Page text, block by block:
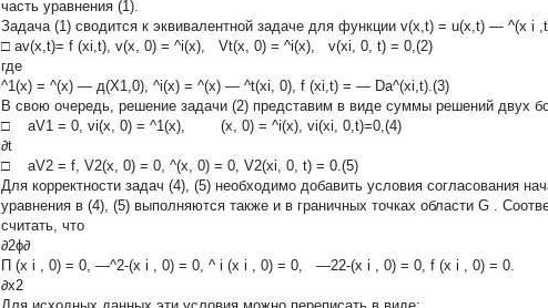
часть уравнения (1).
Задача (1) сводится к эквивалентной задаче для функции v(x,t) = u(x,t) — ^(x i
□ av(x,t)= f (xi,t), v(x, 0) = ^i(x), Vt(x, 0) = ^i(x), v(xi, 0, t) = 0,(2)
где
^1(x) = ^(x) — д(Х1,0), ^i(x) = ^(x) — ^t(xi, 0), f (xi,t) = — Da^(xi,t).(3)
В свою очередь, решение задачи (2) представим в виде суммы решений двух
□ aV1 = 0, vi(x, 0) = ^1(x), (x, 0) = ^i(x), vi(xi, 0,t)=0,(4)
∂t
□ aV2 = f, V2(x, 0) = 0, ^(x, 0) = 0, V2(xi, 0, t) = 0.(5)
Для корректности задач (4), (5) необходимо добавить условия согласования
уравнения в (4), (5) выполняются также и в граничных точках области G
.
считать, что
∂2ϕ∂
П (x i , 0) = 0, —^2-(x i , 0) = 0, ^ i (x i , 0) = 0, —22-(x i , 0) = 0, f (x i
, 0) = 0.
∂x2